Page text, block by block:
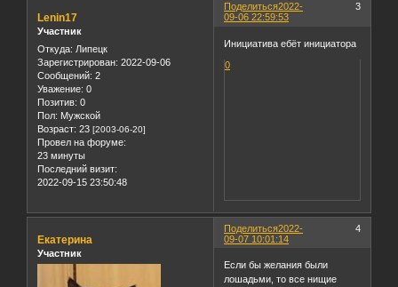
Поделиться 3
2022-
09-06 22:59:53
Lenin17
Участник
Откуда: Липецк
Зарегистрирован: 2022-09-06
Сообщений: 2
Уважение: 0
Позитив: 0
Пол: Мужской
Возраст: 23 [2003-06-20]
Провел на форуме:
23 минуты
Последний визит:
2022-09-15 23:50:48
Инициатива ебёт инициатора
0
Поделиться 4
2022-
09-07 10:01:14
Екатерина
Участник
Если бы желания были
лошадьми, то все нищие